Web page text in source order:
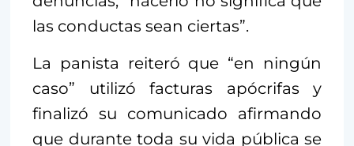
las conductas sean ciertas”.
La panista reiteró que “en ningún
caso” utilizó facturas apócrifas y
finalizó su comunicado afirmando
que durante toda su vida pública se